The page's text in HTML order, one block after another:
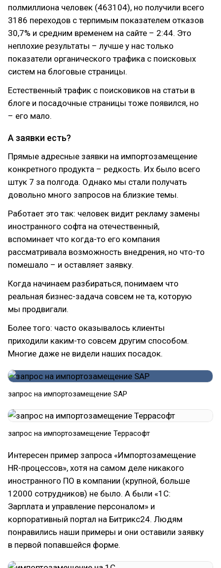
полмиллиона человек (463104), но получили всего
3186 переходов с терпимым показателем отказов
30,7% и средним временем на сайте – 2:44. Это
неплохие результаты – лучше у нас только
показатели органического трафика с поисковых
систем на блоговые страницы.
Естественный трафик с поисковиков на статьи в
блоге и посадочные страницы тоже появился, но
– его мало.
А заявки есть?
Прямые адресные заявки на импортозамещение
конкретного продукта – редкость. Их было всего
штук 7 за полгода. Однако мы стали получать
довольно много запросов на близкие темы.
Работает это так: человек видит рекламу замены
иностранного софта на отечественный,
вспоминает что когда-то его компания
рассматривала возможность внедрения, но что-то
помешало – и оставляет заявку.
Когда начинаем разбираться, понимаем что
реальная бизнес-задача совсем не та, которую
мы продвигали.
Более того: часто оказывалось клиенты
приходили каким-то совсем другим способом.
Многие даже не видели наших посадок.
запрос на импортозамещение SAP
запрос на импортозамещение Террасофт
Интересен пример запроса «Импортозамещение
HR-процессов», хотя на самом деле никакого
иностранного ПО в компании (крупной, больше
12000 сотрудников) не было. А были «1С:
Зарплата и управление персоналом» и
корпоративный портал на Битрикс24. Людям
понравились наши примеры и они оставили заявку
в первой попавшейся форме.